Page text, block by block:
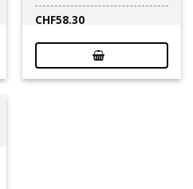
CHF58.30